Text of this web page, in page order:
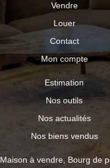
Vendre
Louer
Contact
Mon compte
Estimation
Nos outils
Nos actualités
Nos biens vendus
Maison à vendre, Bourg de